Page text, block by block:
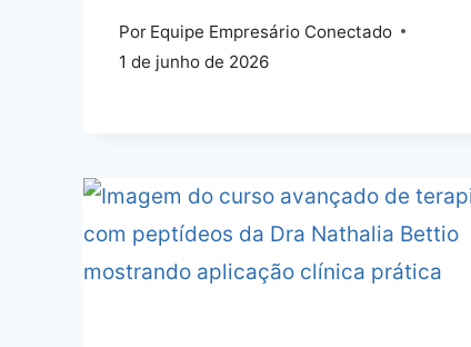
Por Equipe Empresário Conectado
1 de junho de 2026